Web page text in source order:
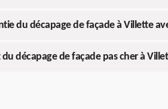
du décapage de façade à Villette
décapage de façade pas cher à